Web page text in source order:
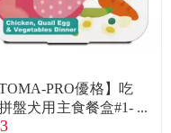
TOMA-PRO優格】吃
盤犬用主食餐盒#1-
烤嫩雞+蛋100g